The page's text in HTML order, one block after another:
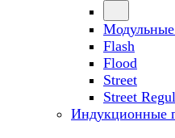
Модульные
Flash
Flood
Street
Street Regul
Индукционные